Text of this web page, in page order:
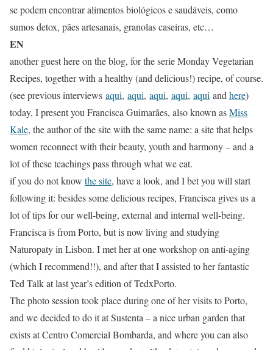
se podem encontrar alimentos biológicos e saudáveis, como
sumos detox, pães artesanais, granolas caseiras, etc…
EN
another guest here on the blog, for the serie Monday Vegetarian
Recipes, together with a healthy (and delicious!) recipe, of course.
(see previous interviews aqui, aqui, aqui, aqui, aqui andhere)
today, I present you Francisca Guimarães, also known asMiss
Kale, the author of the site with the same name: a site that helps
women reconnect with their beauty, youth and harmony – and a
lot of these teachings pass through what we eat.
if you do not know the site, have a look, and I bet you will start
following it: besides some delicious recipes, Francisca gives us a
lot of tips for our well-being, external and internal well-being.
Francisca is from Porto, but is now living and studying
Naturopaty in Lisbon. I met her at one workshop on anti-aging
(which I recommend!!), and after that I assisted to her fantastic
Ted Talk at last year’s edition of TedxPorto.
The photo session took place during one of her visits to Porto,
and we decided to do it at Sustenta – a nice urban garden that
exists at Centro Comercial Bombarda, and where you can also